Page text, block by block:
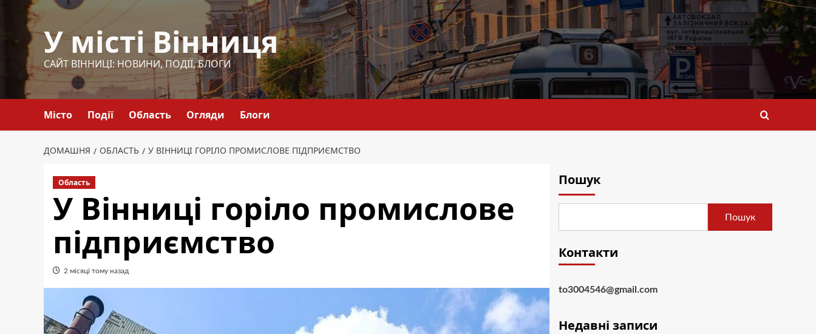
Перейти
У місті Вінниця
САЙТ ВІННИЦІ: НОВИНИ, ПОДІЇ, БЛОГИ
Місто Події Область Огляди Блоги
ДОМАШНЯ ОБЛАСТЬ У ВІННИЦІ ГОРІЛО ПРОМИСЛОВЕ ПІДПРИЄМСТВО
Область
У Вінниці горіло промислове
підприємство
2 місяці тому назад
Пошук
Пошук
Контакти
to3004546@gmail.com
Недавні записи